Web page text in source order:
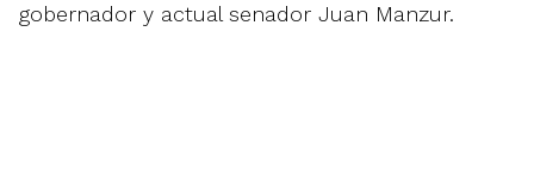
gobernador y actual senador Juan Manzur.